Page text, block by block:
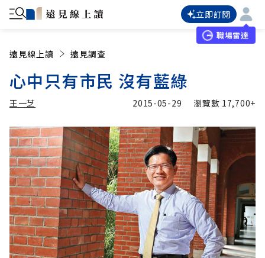
立即訂閱
職場雷達
遠見線上讀 遠見調查
心中只有市民 沒有藍綠
王一芝
王一芝 加入追蹤
2015-05-29 瀏覽數 17,700+